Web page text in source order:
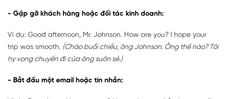
- Gặp gỡ khách hàng hoặc đối tác kinh doanh:
Ví dụ: Good afternoon, Mr. Johnson. How are you? I hope your
trip was smooth. (Chào buổi chiều, ông Johnson. Ông thế nào? Tôi
hy vọng chuyến đi của ông suôn sẻ.)
- Bắt đầu một email hoặc tin nhắn: